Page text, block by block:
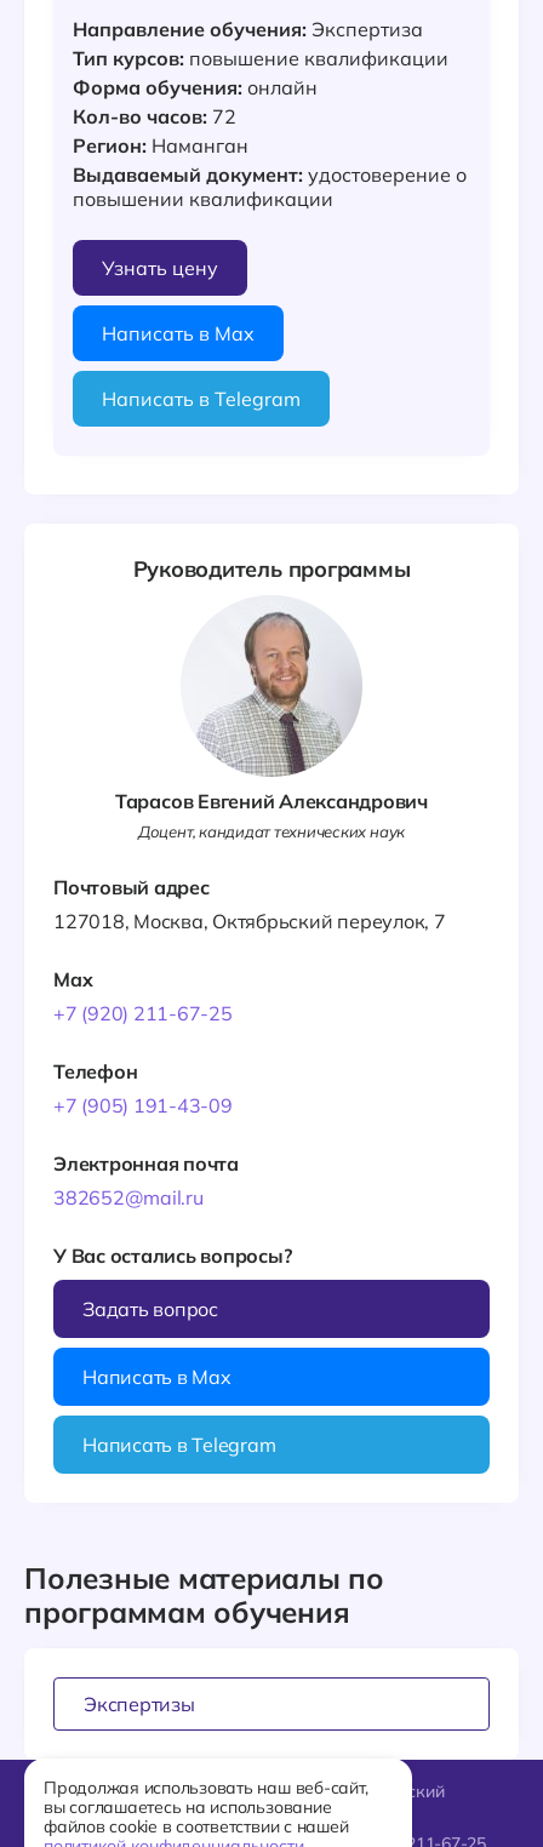
Руководитель программы
Тарасов Евгений Александрович
Доцент, кандидат технических наук
Почтовый адрес
127018, Москва, Октябрьский переулок, 7
Max
+7 (920) 211-67-25
Телефон
+7 (905) 191-43-09
Электронная почта
382652@mail.ru
У Вас остались вопросы?
Задать вопрос
Написать в Max
Написать в Telegram
Направление обучения: Экспертиза
Тип курсов: повышение квалификации
Форма обучения: онлайн
Кол-во часов: 72
Регион: Наманган
Выдаваемый документ: удостоверение о
повышении квалификации
Узнать цену
Написать в Max
Написать в Telegram
Полезные материалы по
программам обучения
Экспертизы
127018, Москва, Октябрьский
переулок, 7
Продолжая использовать наш веб-сайт,
вы соглашаетесь на использование
файлов cookie в соответствии с нашей